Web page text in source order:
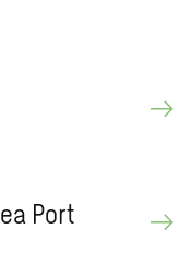
Port